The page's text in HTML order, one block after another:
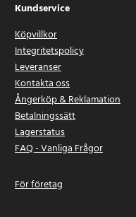
Kundservice
Köpvillkor
Integritetspolicy
Leveranser
Kontakta oss
Ångerköp & Reklamation
Betalningssätt
Lagerstatus
FAQ - Vanliga Frågor
För företag